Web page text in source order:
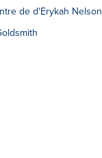
de d'Erykah Nelson